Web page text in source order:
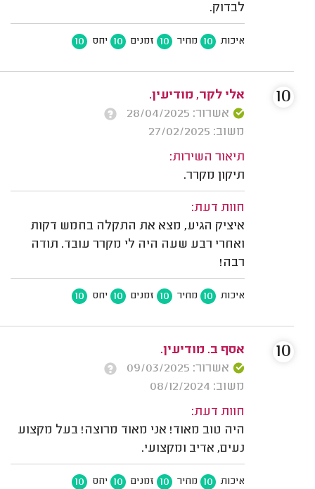
לבדוק.
איכות 10 מחיר 10 זמנים 10 יחס 10
אלי לקר, מודיעין.
אשרור: 28/04/2025
משוב: 27/02/2025
תיאור השירות:
תיקון מקרר.
חוות דעת:
איציק הגיע, מצא את התקלה בחמש דקות
ואחרי רבע שעה היה לי מקרר עובד. תודה
רבה!
איכות 10 מחיר 10 זמנים 10 יחס 10
10
אסף ב. מודיעין.
אשרור: 09/03/2025
משוב: 08/12/2024
חוות דעת:
היה טוב מאוד! אני מאוד מרוצה! בעל מקצוע
נעים, אדיב ומקצועי.
איכות 10 מחיר 10 זמנים 10 יחס 10
10